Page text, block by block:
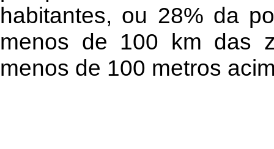
habitantes, ou 28% da
menos de 100 km das
menos de 100 metros